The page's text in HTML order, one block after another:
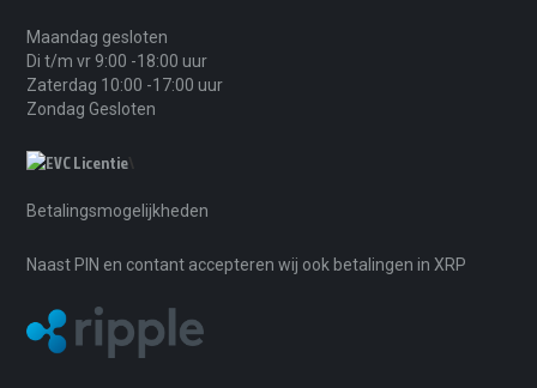
Maandag gesloten
Di t/m vr 9:00 -18:00 uur
Zaterdag 10:00 -17:00 uur
Zondag Gesloten
Betalingsmogelijkheden
Naast PIN en contant accepteren wij ook betalingen in XRP